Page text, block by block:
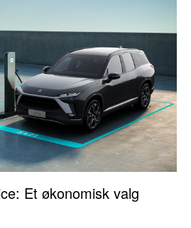
Et økonomisk valg